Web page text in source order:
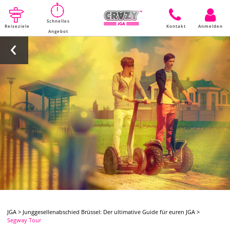
Reiseziele
Schnelles
Angebot
Kontakt Anmelden
JGA > Junggesellenabschied Brüssel: Der ultimative Guide für euren JGA >
Segway Tour